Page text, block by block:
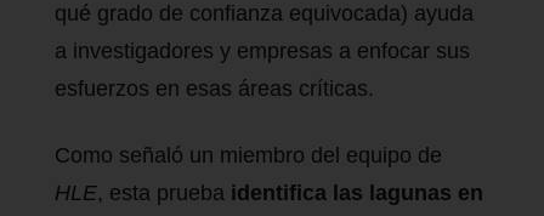
qué grado de confianza equivocada) ayuda
a investigadores y empresas a enfocar sus
esfuerzos en esas áreas críticas.
Como señaló un miembro del equipo de
HLE, esta prueba identifica las lagunas en